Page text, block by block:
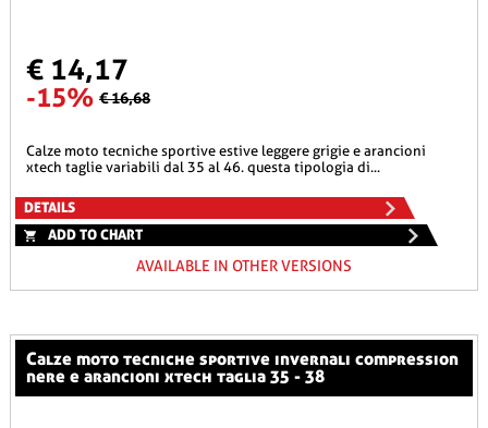
€ 14,17
-15% € 16,68
calze moto tecniche sportive estive leggere grigie e arancioni
xtech taglie variabili dal 35 al 46. questa tipologia di...
DETAILS
ADD TO CHART
AVAILABLE IN OTHER VERSIONS
calze moto tecniche sportive invernali compression
nere e arancioni xtech taglia 35 - 38